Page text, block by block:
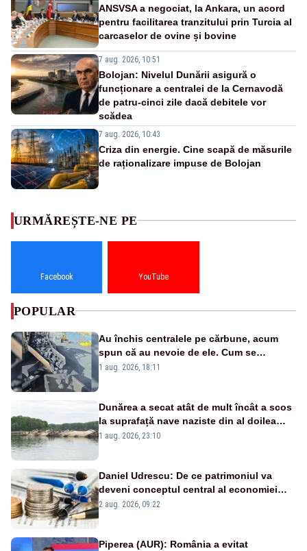
ANSVSA a negociat, la Ankara, un acord
pentru facilitarea tranzitului prin Turcia al
carcaselor de ovine și bovine
7 aug. 2026, 10:51
Bolojan: Nivelul Dunării asigură o
funcționare a centralei de la Cernavodă
de patru-cinci zile dacă debitele vor
scădea
7 aug. 2026, 10:43
Criza din energie. Cine scapă de măsurile
de raționalizare impuse de Bolojan
URMĂREȘTE-NE PE
Facebook YouTube
POPULAR
Au închis centralele pe cărbune, acum
spun că au nevoie de ele. Cum se
pasează vina în plină criză energetică
1 aug. 2026, 18:11
Dunărea a secat atât de mult încât a scos
la suprafață nave naziste din al doilea
război mondial
1 aug. 2026, 23:10
Daniel Udrescu: De ce patrimoniul va
deveni conceptul central al economiei
viitoare?
2 aug. 2026, 09:22
Piperea (AUR): România a evitat